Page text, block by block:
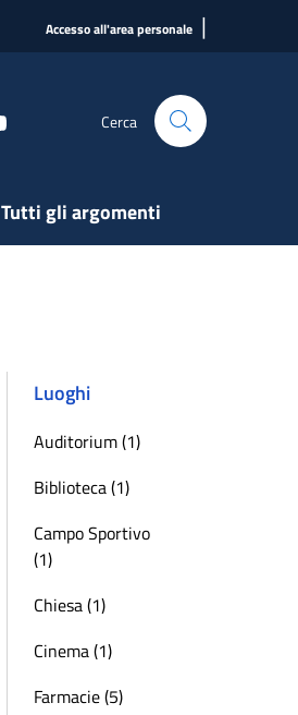
Accesso all'area personale |
Cerca
Tutti gli argomenti
Luoghi
Auditorium (1)
Biblioteca (1)
Campo Sportivo
(1)
Chiesa (1)
Cinema (1)
Farmacie (5)